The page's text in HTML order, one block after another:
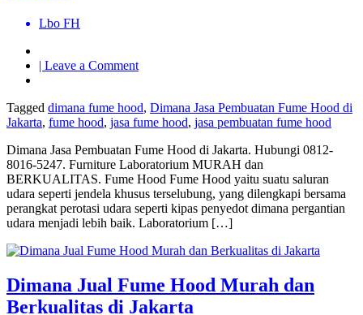
Lbo FH
| Leave a Commenton
Pembuatan
Fume
di
Jakarta
Tagged dimana fume hood, Dimana Jasa Pembuatan Fume Hood di
Jakarta, fume hood, jasa fume hood, jasa pembuatan fume hood
Dimana Jasa Pembuatan Fume Hood di Jakarta. Hubungi 0812-
8016-5247. Furniture Laboratorium MURAH dan
BERKUALITAS. Fume Hood Fume Hood yaitu suatu saluran
udara seperti jendela khusus terselubung, yang dilengkapi bersama
perangkat perotasi udara seperti kipas penyedot dimana pergantian
udara menjadi lebih baik. Laboratorium […]
Dimana Jual Fume Hood Murah dan
Berkualitas di Jakarta